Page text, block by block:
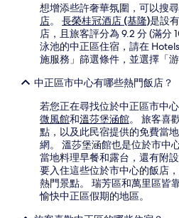
想增添些許奢華氛圍，可以搜尋
店。 長榮桂冠酒店 (基隆)是設
店，且旅客評分為 9.2 分 (滿分
泳池的中正區住宿，請在
施服務」篩選條件，並選擇「游
中正區市中心有哪些熱門飯店？
若您正在尋找位於中正區市中
微風館和溫莎堡涵館。 旅客喜
點，以及此民宿提供的免費當
網。 溫莎堡涵館也是位於市中
當地料理早餐和露台，還有附
要入住這些位於市中心的飯店
熱門景點。 瑞芳區和萬里區皆
愉快中正區假期的地區。